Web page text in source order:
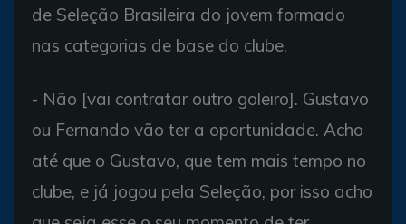
de Seleção Brasileira do jovem formado
nas categorias de base do clube.
- Não [vai contratar outro goleiro]. Gustavo
ou Fernando vão ter a oportunidade. Acho
até que o Gustavo, que tem mais tempo no
clube, e já jogou pela Seleção, por isso acho